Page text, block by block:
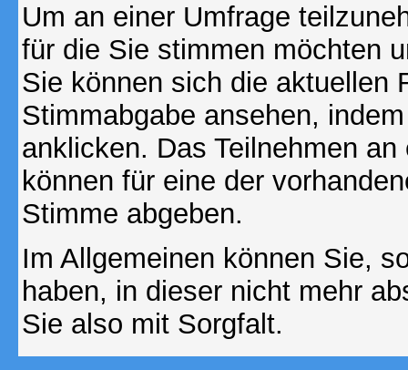
Um an einer Umfrage
für die Sie stimmen möchten
Sie können sich die aktuellen
Stimmabgabe ansehen,
anklicken. Das Teilnehmen
können für eine der
Stimme abgeben.
Im Allgemeinen können Sie,
haben, in dieser nicht mehr
Sie also mit Sorgfalt.